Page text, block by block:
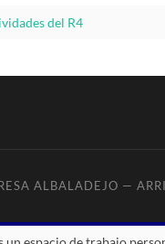
del R4
ALBALADEJO —